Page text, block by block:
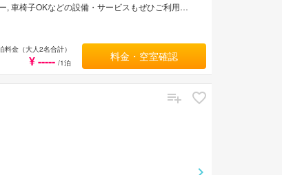
, 車椅子OKなどの設備・サービスもぜひご利用く
ティあふれる設備・サービスを兼ね揃えた
料金（大人2名合計）
¥ ----- /1泊 料金・空室確認